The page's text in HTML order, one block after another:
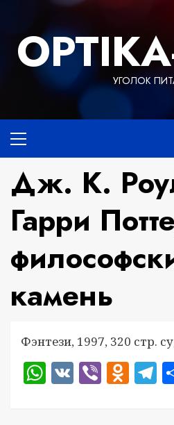
содержимому
УГОЛОК
меню
Дж. К.
Гарри
камень
Фэнтези, 1997, 320 стр.
WhatsApp
VKViber